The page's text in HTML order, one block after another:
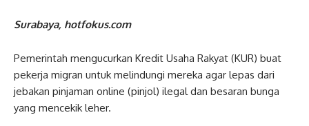
Surabaya, hotfokus.com
Pemerintah mengucurkan Kredit Usaha Rakyat (KUR) buat
pekerja migran untuk melindungi mereka agar lepas dari
jebakan pinjaman online (pinjol) ilegal dan besaran bunga
yang mencekik leher.